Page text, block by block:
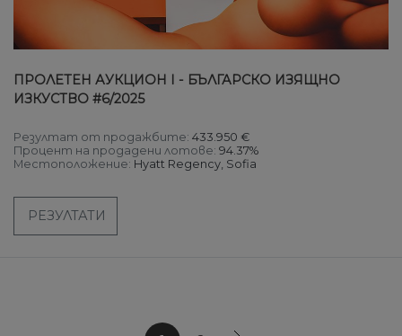
ПРОЛЕТЕН АУКЦИОН I - БЪЛГАРСКО ИЗЯЩНО
ИЗКУСТВО #6/2025
Резултат от продажбите: 433.950 €
Процент на продадени лотове: 94.37%
Местоположение: Hyatt Regency, Sofia
РЕЗУЛТАТИ